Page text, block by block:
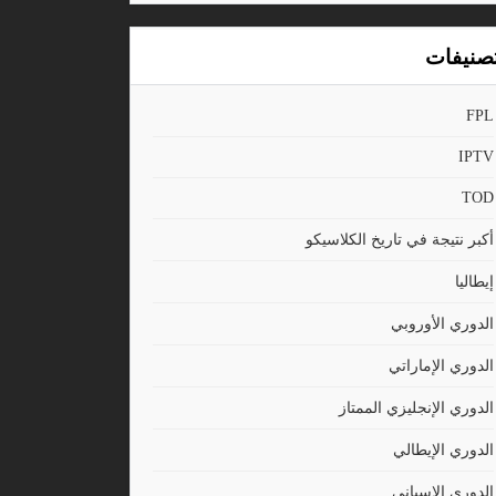
FPL
IPTV
TOD
أكبر نتيجة في تاريخ الكلاسيكو
إيطاليا
الدوري الأوروبي
الدوري الإماراتي
الدوري الإنجليزي الممتاز
الدوري الإيطالي
الدوري الاسباني